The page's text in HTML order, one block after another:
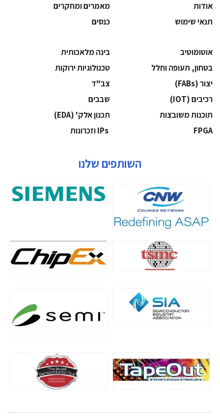
אודות
מאמרים ומחקרים
תנאי שימוש
כנסים
אוטומוטיב
בינה מלאכותית
בטחון, תעופה וחלל
‫טכנולוגיות ירוקות‬
‫יצור (‪(FABs‬‬
‫צב"ד‬
‫רכיבים‬ (IOT)
‫שבבים‬
‫תוכנות משובצות‬
‫תכנון אלק' (‪(EDA‬‬
‫‪FPGA‬‬
השותפים שלנו